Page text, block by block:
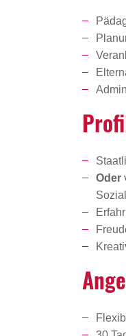
Oder